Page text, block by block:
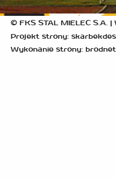
© FKS STAL MIELEC S.A.
Projekt strony:
Wykonanie strony: